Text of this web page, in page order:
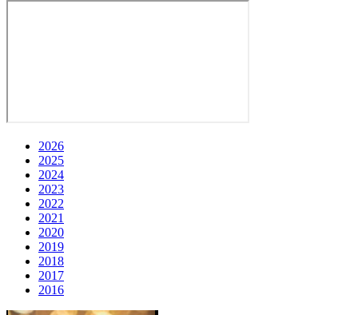
2026
2025
2024
2023
2022
2021
2020
2019
2018
2017
2016